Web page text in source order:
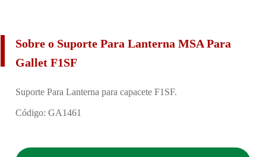
Sobre o Suporte Para Lanterna MSA Para
Gallet F1SF
Suporte Para Lanterna para capacete F1SF.
Código: GA1461